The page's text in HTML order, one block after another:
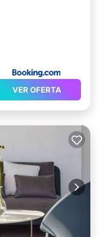
VER OFERTA